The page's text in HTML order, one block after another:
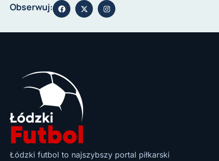
Obserwuj:
Łódzki futbol to najszybszy portal piłkarski